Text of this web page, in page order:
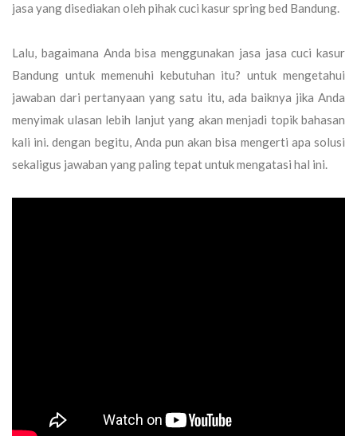
jasa yang disediakan oleh pihak cuci kasur spring bed Bandung.
Lalu, bagaimana Anda bisa menggunakan jasa jasa cuci kasur
Bandung untuk memenuhi kebutuhan itu? untuk mengetahui
jawaban dari pertanyaan yang satu itu, ada baiknya jika Anda
menyimak ulasan lebih lanjut yang akan menjadi topik bahasan
kali ini. dengan begitu, Anda pun akan bisa mengerti apa solusi
sekaligus jawaban yang paling tepat untuk mengatasi hal ini.